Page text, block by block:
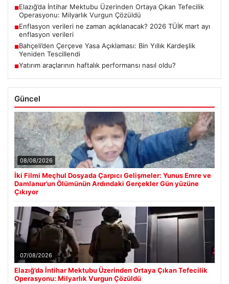
■Elazığ’da İntihar Mektubu Üzerinden Ortaya Çıkan Tefecilik
Operasyonu: Milyarlık Vurgun Çözüldü
■Enflasyon verileri ne zaman açıklanacak? 2026 TÜİK mart ayı
enflasyon verileri
■Bahçeli’den Çerçeve Yasa Açıklaması: Bin Yıllık Kardeşlik
Yeniden Tescillendi
■Yatırım araçlarının haftalık performansı nasıl oldu?
Güncel
08/08/2026
İki Filmi Meçhul Dosyada Çarpıcı Gelişmeler: Yunus Emre ve
Damlanur’un Ölümünün Ardındaki Gerçekler Gün yüzüne
Çıkıyor
07/08/2026
Elazığ’da İntihar Mektubu Üzerinden Ortaya Çıkan Tefecilik
Operasyonu: Milyarlık Vurgun Çözüldü